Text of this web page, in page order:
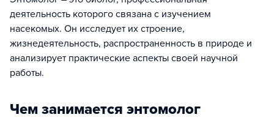
деятельность которого связана с изучением
насекомых. Он исследует их строение,
жизнедеятельность, распространенность в природе и
анализирует практические аспекты своей научной
работы.
Чем занимается энтомолог